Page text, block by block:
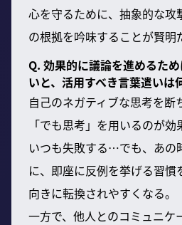
心を守るために、抽象的な攻
の根拠を吟味することが賢明
Q. 効果的に議論を進めるた
いと、活用すべき言葉遣いは
自己のネガティブな思考を断
「でも思考」を用いるのが
いつも失敗する…でも、あの
に、即座に反例を挙げる習
向きに転換されやすくなる。
一方で、他人とのコミュニケ